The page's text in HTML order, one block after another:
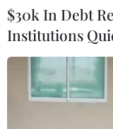
#Libya #Arập Xêút
#IEA
Libya
$30k In Debt
Institutions